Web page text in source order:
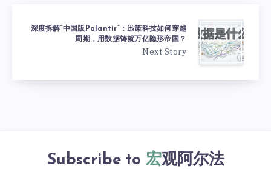
深度拆解“中国版Palantir”：迅策科技如何穿越
周期，用数据铸就万亿隐形帝国？
Next Story
Subscribe to 宏观阿尔法